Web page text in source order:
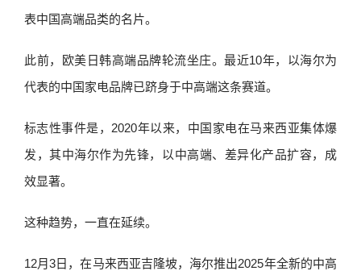
表中国高端品类的名片。
此前，欧美日韩高端品牌轮流坐庄。最近10年，以海尔为
代表的中国家电品牌已跻身于中高端这条赛道。
标志性事件是，2020年以来，中国家电在马来西亚集体爆
发，其中海尔作为先锋，以中高端、差异化产品扩容，成
效显著。
这种趋势，一直在延续。
12月3日，在马来西亚吉隆坡，海尔推出2025年全新的中高